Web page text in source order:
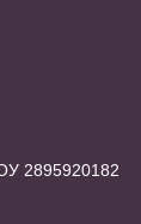
2895920182